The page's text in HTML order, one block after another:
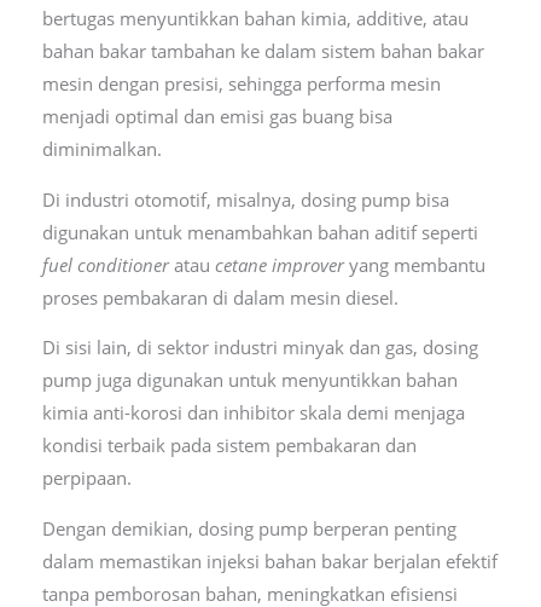
bertugas menyuntikkan bahan kimia, additive, atau
bahan bakar tambahan ke dalam sistem bahan bakar
mesin dengan presisi, sehingga performa mesin
menjadi optimal dan emisi gas buang bisa
diminimalkan.
Di industri otomotif, misalnya, dosing pump bisa
digunakan untuk menambahkan bahan aditif seperti
fuel conditioneratau cetane improveryang membantu
proses pembakaran di dalam mesin diesel.
Di sisi lain, di sektor industri minyak dan gas, dosing
pump juga digunakan untuk menyuntikkan bahan
kimia anti-korosi dan inhibitor skala demi menjaga
kondisi terbaik pada sistem pembakaran dan
perpipaan.
Dengan demikian, dosing pump berperan penting
dalam memastikan injeksi bahan bakar berjalan efektif
tanpa pemborosan bahan, meningkatkan efisiensi